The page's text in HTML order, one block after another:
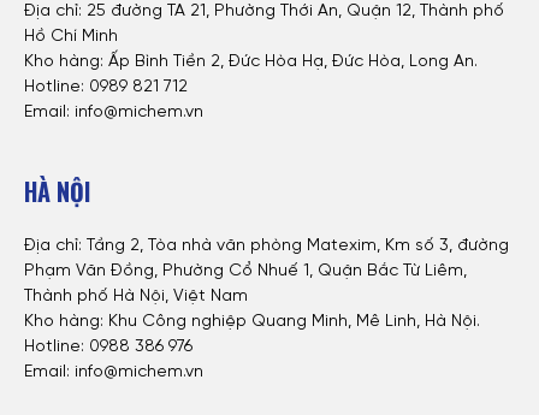
Địa chỉ: 25 đường TA 21, Phường Thới An, Quận 12, Thành phố
Hồ Chí Minh
Kho hàng: Ấp Bình Tiền 2, Đức Hòa Hạ, Đức Hòa, Long An.
Hotline: 0989 821 712
Email: info@michem.vn
HÀ NỘI
Địa chỉ: Tầng 2, Tòa nhà văn phòng Matexim, Km số 3, đường
Phạm Văn Đồng, Phường Cổ Nhuế 1, Quận Bắc Từ Liêm,
Thành phố Hà Nội, Việt Nam
Kho hàng: Khu Công nghiệp Quang Minh, Mê Linh, Hà Nội.
Hotline: 0988 386 976
Email: info@michem.vn